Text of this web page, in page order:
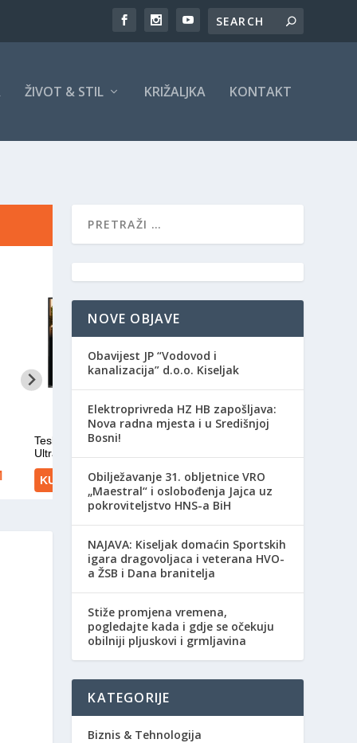
ŽIVOT & STIL KRIŽALJKA KONTAKT
NOVE OBJAVE
Obavijest JP “Vodovod i
kanalizacija” d.o.o. Kiseljak
Elektroprivreda HZ HB zapošljava:
Nova radna mjesta i u Središnjoj
Bosni!
Obilježavanje 31. obljetnice VRO
„Maestral“ i oslobođenja Jajca uz
pokroviteljstvo HNS-a BiH
NAJAVA: Kiseljak domaćin Sportskih
igara dragovoljaca i veterana HVO-
a ŽSB i Dana branitelja
Stiže promjena vremena,
pogledajte kada i gdje se očekuju
obilniji pljuskovi i grmljavina
KATEGORIJE
Biznis & Tehnologija